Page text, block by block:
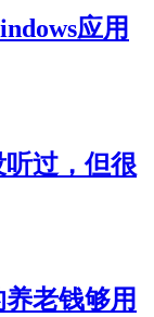
应用
听过，但很
老钱够用